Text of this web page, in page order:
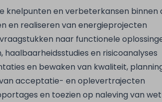
knelpunten en verbeterkansen binnen
en realiseren van energieprojecten
naar functionele
haalbaarheidsstudies en risicoanalyses
en bewaken van kwaliteit,
acceptatie- en oplevertrajecten
en toezien op naleving van